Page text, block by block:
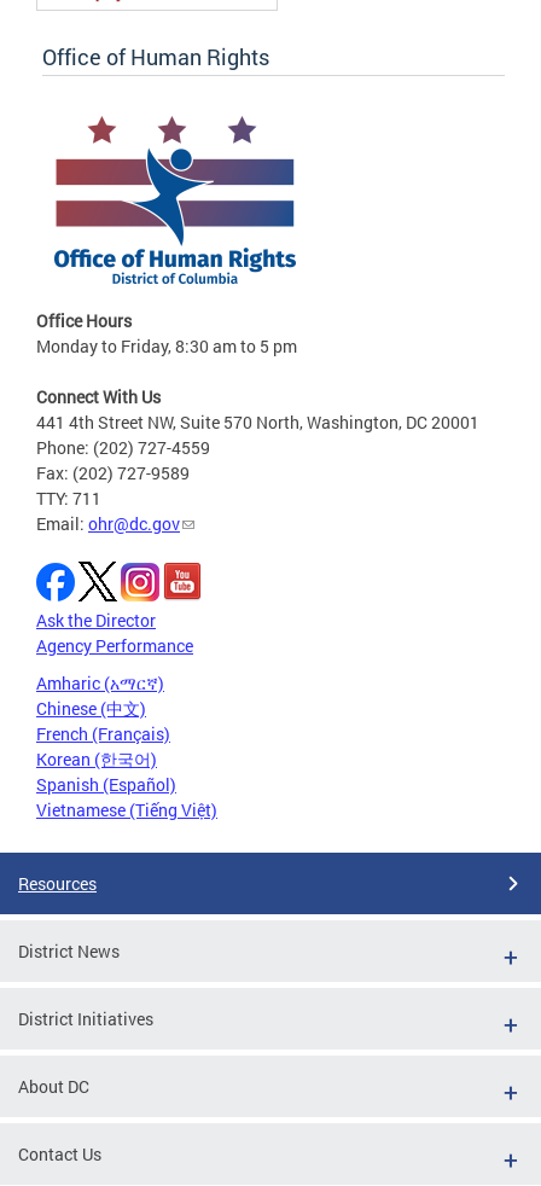
Office of Human Rights
Office Hours
Monday to Friday, 8:30 am to 5 pm
Connect With Us
441 4th Street NW, Suite 570 North, Washington, DC 20001
Phone: (202) 727-4559
Fax: (202) 727-9589
TTY: 711
Email: ohr@dc.gov
Ask the Director
Agency Performance
Amharic (አማርኛ)
Chinese (中文)
French (Français)
Korean (한국어)
Spanish (Español)
Vietnamese (Tiếng Việt)
Resources
District News
District Initiatives
About DC
Contact Us